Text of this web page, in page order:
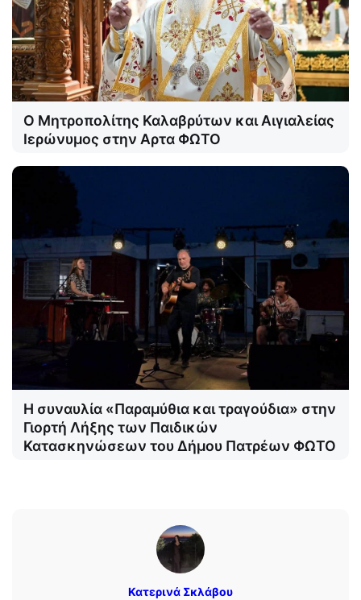
Ο Μητροπολίτης Καλαβρύτων και Αιγιαλείας
Ιερώνυμος στην Αρτα ΦΩΤΟ
Η συναυλία «Παραμύθια και τραγούδια» στην
Γιορτή Λήξης των Παιδικών
Κατασκηνώσεων του Δήμου Πατρέων ΦΩΤΟ
Κατερινά Σκλάβου